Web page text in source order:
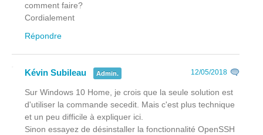
comment faire?
Cordialement
Répondre
Kévin Subileau Admin. 12/05/2018
Sur Windows 10 Home, je crois que la seule solution est
d'utiliser la commande secedit. Mais c'est plus technique
et un peu difficile à expliquer ici.
Sinon essayez de désinstaller la fonctionnalité OpenSSH